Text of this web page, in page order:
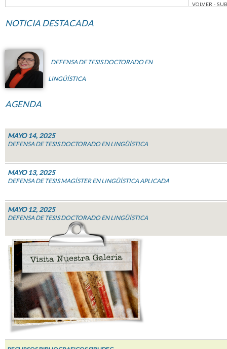
VOLVER -
NOTICIA DESTACADA
DEFENSA DE TESIS DOCTORADO EN
LINGÜÍSTICA
AGENDA
MAYO 14, 2025
DEFENSA DE TESIS DOCTORADO EN LINGÜÍSTICA
MAYO 13, 2025
DEFENSA DE TESIS MAGÍSTER EN LINGÜÍSTICA APLICADA
MAYO 12, 2025
DEFENSA DE TESIS DOCTORADO EN LINGÜÍSTICA